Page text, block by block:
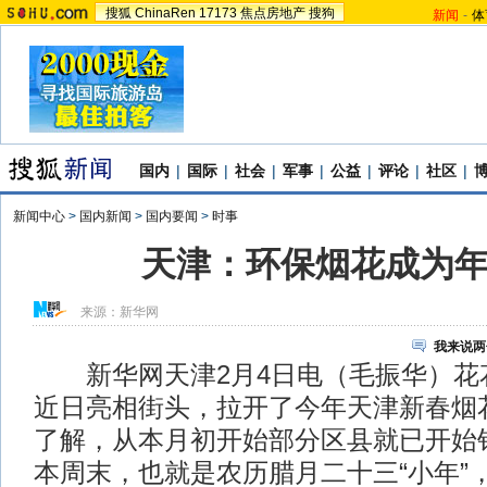
搜狐 ChinaRen 17173 焦点房地产 搜狗 新闻 -
国内 | 国际 | 社会 | 军事 | 公益 | 评论 | 社区 |
新闻中心 > 国内新闻 > 国内要闻 > 时事
天津：环保烟花成为
来源： 新华网
我来说
新华网天津2月4日电（毛振华）花
近日亮相街头，拉开了今年天津新春烟
了解，从本月初开始部分区县就已开
本周末，也就是农历腊月二十三“小年”